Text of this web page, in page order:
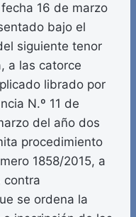
16 de marzo
bajo el
siguiente tenor
a las catorce
librado por
N.º 11 de
del año dos
procedimiento
1858/2015, a
contra
se ordena la